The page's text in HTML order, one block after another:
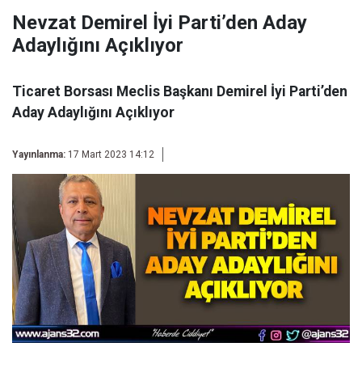
Nevzat Demirel İyi Parti’den Aday
Adaylığını Açıklıyor
Ticaret Borsası Meclis Başkanı Demirel İyi Parti’den
Aday Adaylığını Açıklıyor
Yayınlanma: 17 Mart 2023 14:12